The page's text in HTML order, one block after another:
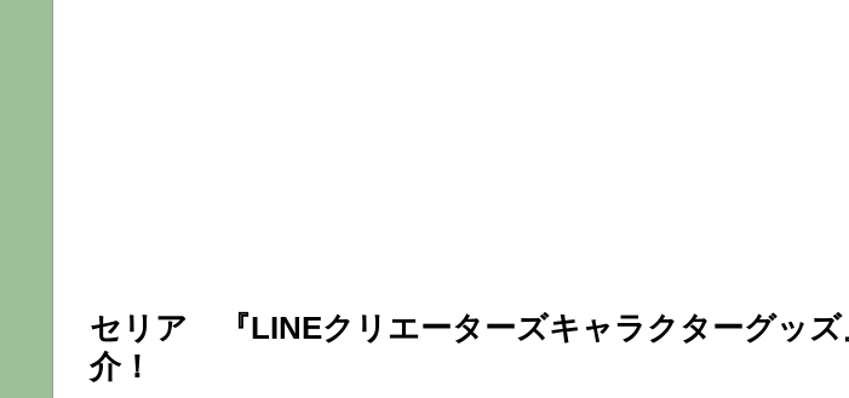
セリア 『LINEクリエーターズキャラクターグッズ
介！